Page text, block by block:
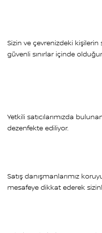
Sizin ve çevrenizdeki kişilerin
güvenli sınırlar içinde
Yetkili satıcılarımızda
dezenfekte ediliyor.
Satış danışmanlarımız
mesafeye dikkat ederek